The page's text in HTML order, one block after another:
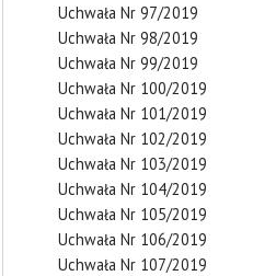
Uchwała Nr 97/2019
Uchwała Nr 98/2019
Uchwała Nr 99/2019
Uchwała Nr 100/2019
Uchwała Nr 101/2019
Uchwała Nr 102/2019
Uchwała Nr 103/2019
Uchwała Nr 104/2019
Uchwała Nr 105/2019
Uchwała Nr 106/2019
Uchwała Nr 107/2019